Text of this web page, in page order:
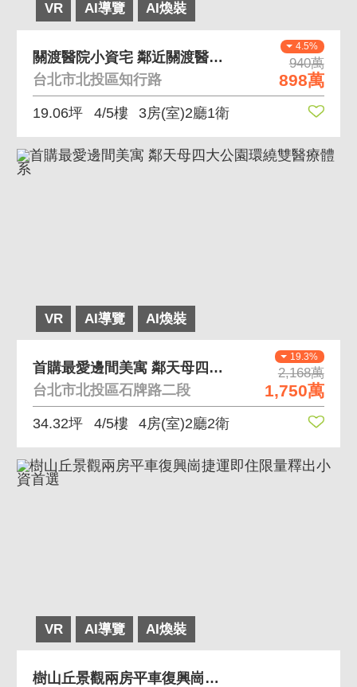
VR AI導覽 AI煥裝
4.5%
940萬
898萬
關渡醫院小資宅 鄰近關渡醫院、生活機能佳
台北市北投區知行路
19.06坪 4/5樓 3房(室)2廳1衛
VR AI導覽 AI煥裝
19.3%
2,168萬
1,750萬
首購最愛邊間美寓 鄰天母四大公園環繞雙醫療體系
台北市北投區石牌路二段
34.32坪 4/5樓 4房(室)2廳2衛
VR AI導覽 AI煥裝
樹山丘景觀兩房平車復興崗捷運即住限量釋出小資首選